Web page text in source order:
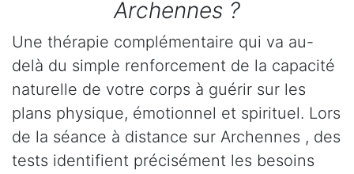
Archennes ?
Une thérapie complémentaire qui va au-
delà du simple renforcement de la capacité
naturelle de votre corps à guérir sur les
plans physique, émotionnel et spirituel. Lors
de la séance à distance sur Archennes , des
tests identifient précisément les besoins